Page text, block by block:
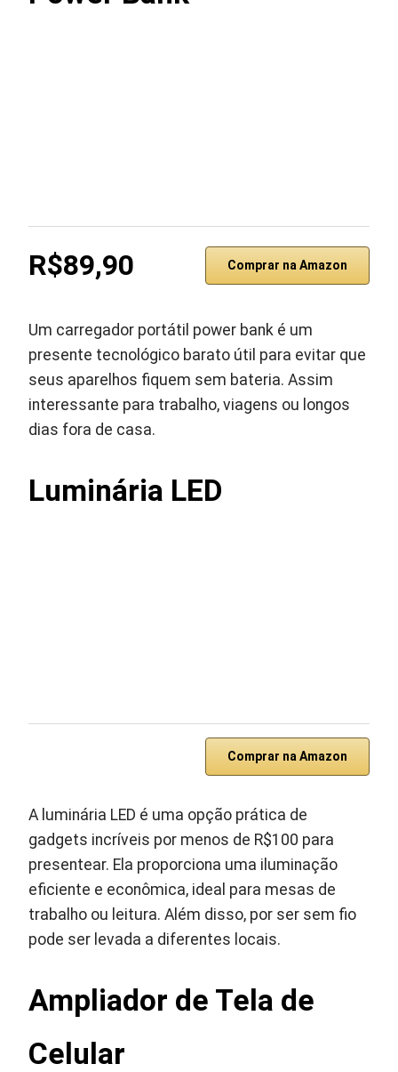
R$89,90 Comprar na Amazon
Um carregador portátil power bank é um
presente tecnológico barato útil para evitar que
seus aparelhos fiquem sem bateria. Assim
interessante para trabalho, viagens ou longos
dias fora de casa.
Luminária LED
Comprar na Amazon
A luminária LED é uma opção prática de
gadgets incríveis por menos de R$100 para
presentear. Ela proporciona uma iluminação
eficiente e econômica, ideal para mesas de
trabalho ou leitura. Além disso, por ser sem fio
pode ser levada a diferentes locais.
Ampliador de Tela de
Celular